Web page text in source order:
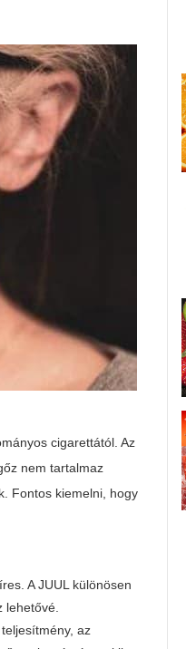
cigarettától. Az
nem tartalmaz
Fontos kiemelni, hogy
A JUUL különösen
az